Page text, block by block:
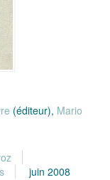
(éditeur), Mario
juin 2008